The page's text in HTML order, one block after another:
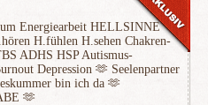
Energiearbeit HELLSINNE
H.fühlen H.sehen Chakren-
ADHS HSP Autismus-
Depression 🫶 Seelenpartner
bin ich da 🫶
🫶